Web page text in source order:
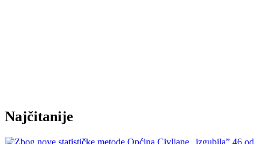
Najčitanije